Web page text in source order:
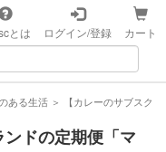
とは ログイン/登録 カート
ある生活 ＞ 【カレーのサブスク
ンドの定期便「マ